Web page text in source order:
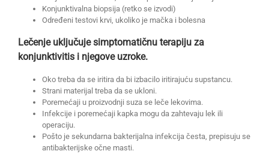
Konjunktivalna biopsija (retko se izvodi)
Određeni testovi krvi, ukoliko je mačka i bolesna
Lečenje uključuje simptomatičnu terapiju za
konjunktivitis i njegove uzroke.
Oko treba da se iritira da bi izbacilo iritirajuću supstancu.
Strani materijal treba da se ukloni.
Poremećaji u proizvodnji suza se leče lekovima.
Infekcije i poremećaji kapka mogu da zahtevaju lek ili
operaciju.
Pošto je sekundarna bakterijalna infekcija česta, prepisuju se
antibakterijske očne masti.